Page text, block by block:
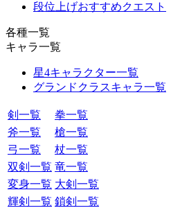
段位上げおすすめクエスト
各種一覧
キャラ一覧
星4キャラクター一覧
グランドクラスキャラ一覧
剣一覧
拳一覧
斧一覧
槍一覧
弓一覧
杖一覧
双剣一覧 竜一覧
変身一覧 大剣一覧
輝剣一覧 鎖剣一覧